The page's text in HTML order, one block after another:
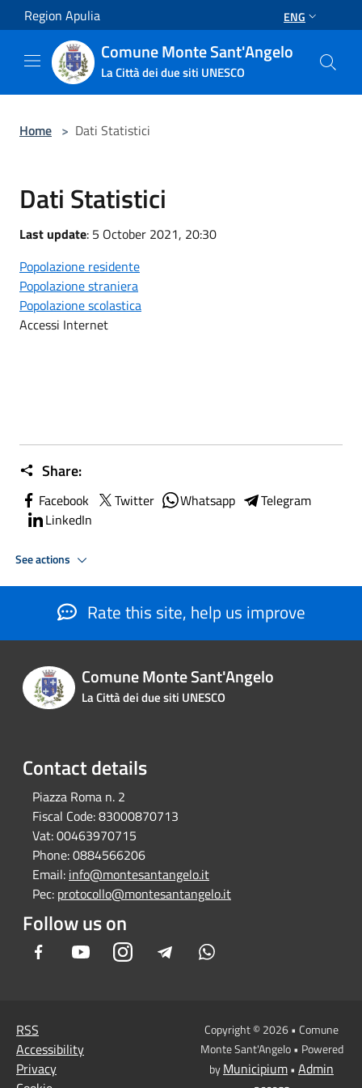
Salta al contenuto principale
Region Apulia ENG
Comune Monte Sant'Angelo
La Città dei due siti UNESCO
Home > Dati Statistici
Dati Statistici
Last update: 5 October 2021, 20:30
Popolazione residente
Popolazione straniera
Popolazione scolastica
Accessi Internet
Share:
Facebook Twitter Whatsapp
Telegram
LinkedIn
See actions
Rate this site, help us improve
Comune Monte Sant'Angelo
La Città dei due siti UNESCO
Contact details
Piazza Roma n. 2
Fiscal Code:83000870713
Vat:00463970715
Phone:0884566206
Email: info@montesantangelo.it
Pec: protocollo@montesantangelo.it
Follow us on
Facebook YoutubeInstagram Telegram
RSS
Accessibility
Privacy
Copyright © 2026 • Comune
Monte Sant'Angelo • Powered
byMunicipium• Admin